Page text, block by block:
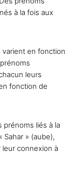
à la fois aux
varient en fonction
leurs
fonction de
prénoms liés à la
Sahar » (aube),
connexion à